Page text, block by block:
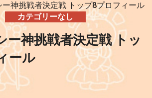
神挑戦者決定戦 トップ8プロフィール
カテゴリーなし
ー神挑戦者決定戦 トッ
ール